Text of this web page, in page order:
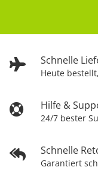
Schnelle
Heute
Hilfe &
24/7 bester
Schnelle
Garantiert